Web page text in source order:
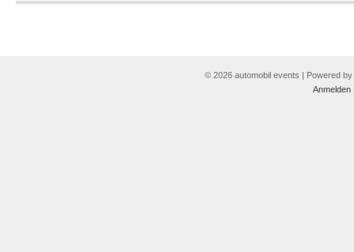
© 2026 automobil events | Powered by
Anmelden|